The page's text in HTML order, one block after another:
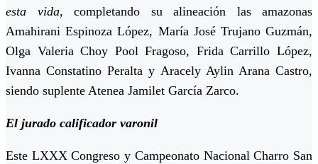
esta vida, completando su alineación las amazonas
Amahirani Espinoza López, María José Trujano Guzmán,
Olga Valeria Choy Pool Fragoso, Frida Carrillo López,
Ivanna Constatino Peralta y Aracely Aylin Arana Castro,
siendo suplente Atenea Jamilet García Zarco.
El jurado calificador varonil
Este LXXX Congreso y Campeonato Nacional Charro San